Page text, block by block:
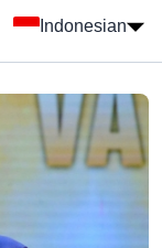
Indonesian